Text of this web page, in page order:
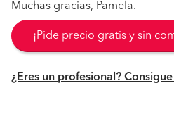
Muchas gracias, Pamela.
¡Pide precio gratis y sin
¿Eres un profesional?